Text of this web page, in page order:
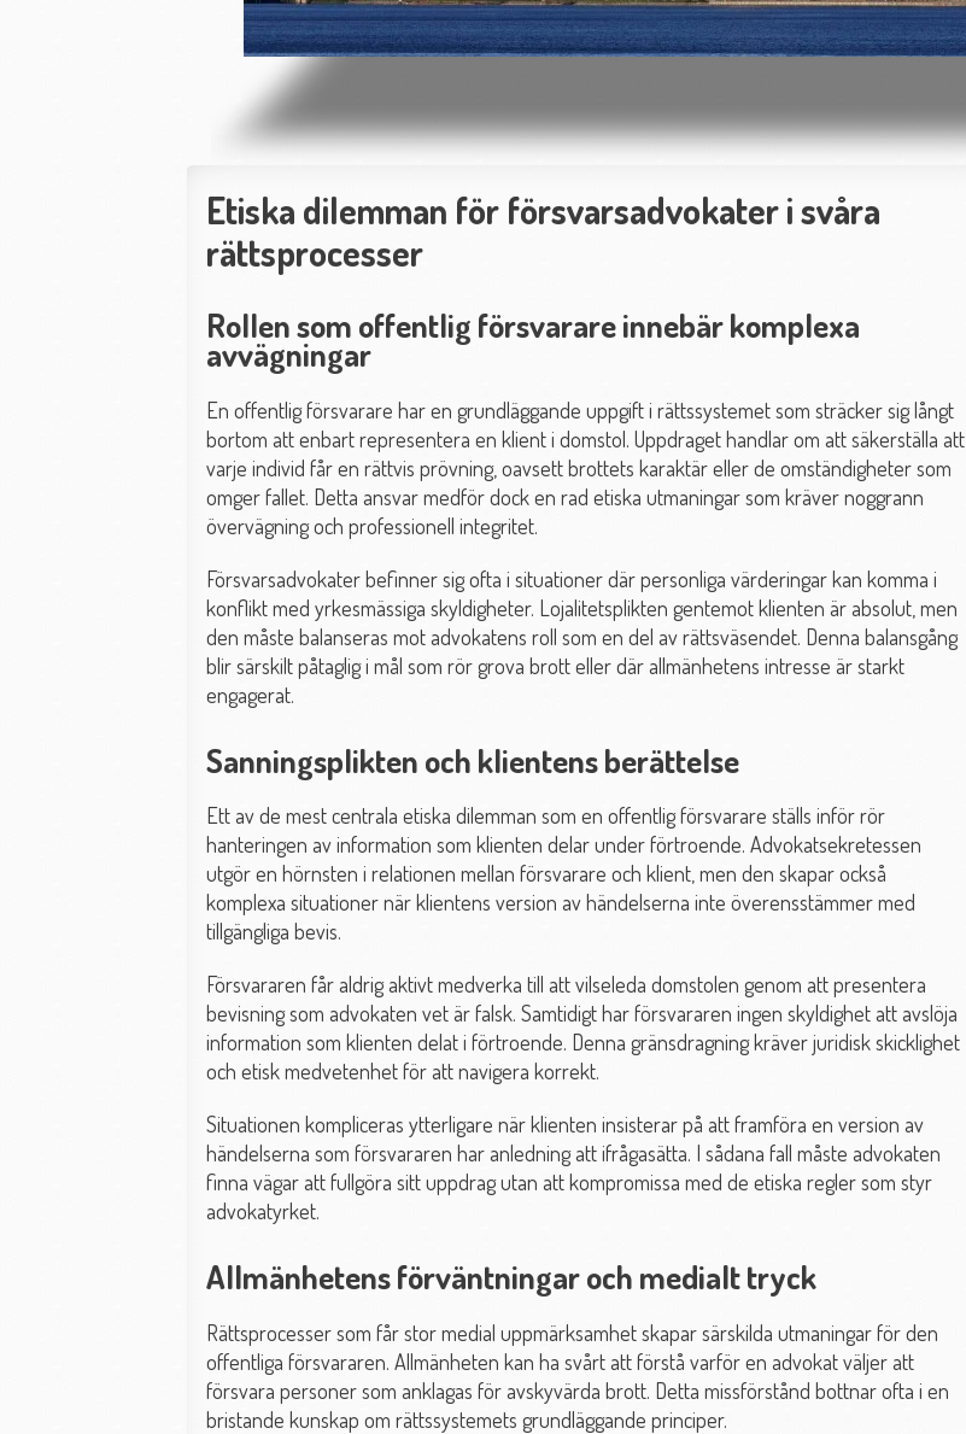
Etiska dilemman för försvarsadvokater i svåra
rättsprocesser
Rollen som offentlig försvarare innebär komplexa
avvägningar
En offentlig försvarare har en grundläggande uppgift i rättssystemet som sträcker sig långt
bortom att enbart representera en klient i domstol. Uppdraget handlar om att säkerställa att
varje individ får en rättvis prövning, oavsett brottets karaktär eller de omständigheter som
omger fallet. Detta ansvar medför dock en rad etiska utmaningar som kräver noggrann
övervägning och professionell integritet.
Försvarsadvokater befinner sig ofta i situationer där personliga värderingar kan komma i
konflikt med yrkesmässiga skyldigheter. Lojalitetsplikten gentemot klienten är absolut, men
den måste balanseras mot advokatens roll som en del av rättsväsendet. Denna balansgång
blir särskilt påtaglig i mål som rör grova brott eller där allmänhetens intresse är starkt
engagerat.
Sanningsplikten och klientens berättelse
Ett av de mest centrala etiska dilemman som en offentlig försvarare ställs inför rör
hanteringen av information som klienten delar under förtroende. Advokatsekretessen
utgör en hörnsten i relationen mellan försvarare och klient, men den skapar också
komplexa situationer när klientens version av händelserna inte överensstämmer med
tillgängliga bevis.
Försvararen får aldrig aktivt medverka till att vilseleda domstolen genom att presentera
bevisning som advokaten vet är falsk. Samtidigt har försvararen ingen skyldighet att avslöja
information som klienten delat i förtroende. Denna gränsdragning kräver juridisk skicklighet
och etisk medvetenhet för att navigera korrekt.
Situationen kompliceras ytterligare när klienten insisterar på att framföra en version av
händelserna som försvararen har anledning att ifrågasätta. I sådana fall måste advokaten
finna vägar att fullgöra sitt uppdrag utan att kompromissa med de etiska regler som styr
advokatyrket.
Allmänhetens förväntningar och medialt tryck
Rättsprocesser som får stor medial uppmärksamhet skapar särskilda utmaningar för den
offentliga försvararen. Allmänheten kan ha svårt att förstå varför en advokat väljer att
försvara personer som anklagas för avskyvärda brott. Detta missförstånd bottnar ofta i en
bristande kunskap om rättssystemets grundläggande principer.